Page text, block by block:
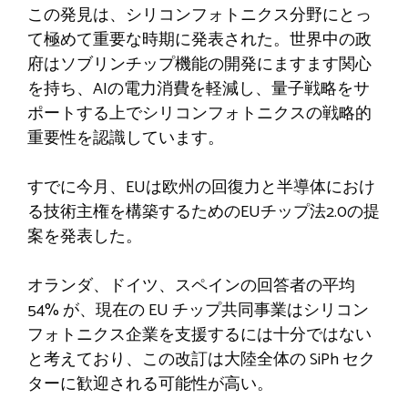
この発見は、シリコンフォトニクス分野にとっ
て極めて重要な時期に発表された。世界中の政
府はソブリンチップ機能の開発にますます関心
を持ち、AIの電力消費を軽減し、量子戦略をサ
ポートする上でシリコンフォトニクスの戦略的
重要性を認識しています。
すでに今月、EUは欧州の回復力と半導体におけ
る技術主権を構築するためのEUチップ法2.0の提
案を発表した。
オランダ、ドイツ、スペインの回答者の平均
54% が、現在の EU チップ共同事業はシリコン
フォトニクス企業を支援するには十分ではない
と考えており、この改訂は大陸全体の SiPh セク
ターに歓迎される可能性が高い。